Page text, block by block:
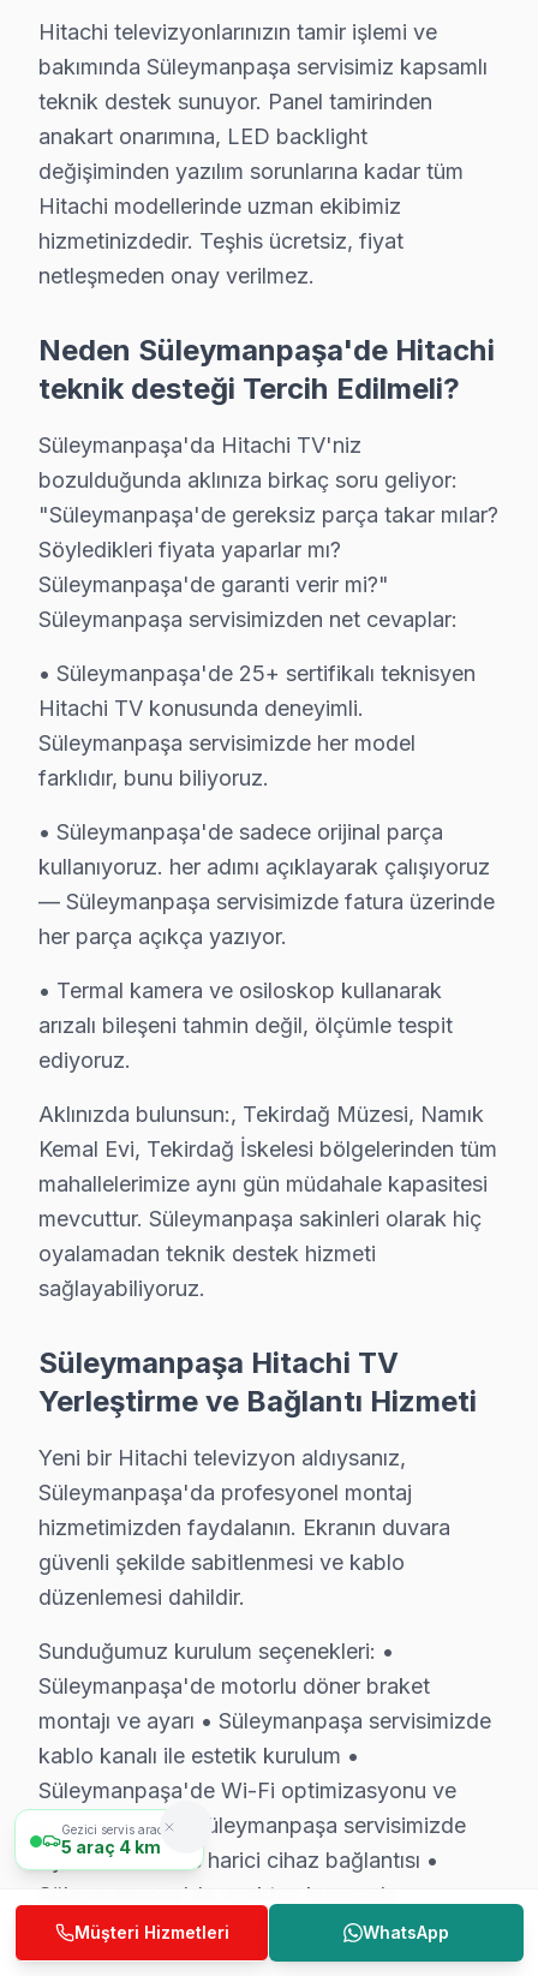
• Süleymanpaşa'de müşteri memnuniyeti odaklı
• Temiz ve düzenli çalışma prensibi
Süleymanpaşa'da bu marka televizyonunuzun
Süleymanpaşa Genelinde Hitachi TV Tamir
Süleymanpaşa ve yakın bölgelerde Hitachi akıllı TV
Kapsama alanımız:
• Süleymanpaşa tüm semtler ve mahalleler
• Apartman, rezidans ve iş yeri servisi
Süleymanpaşa çevresinde Hitachi servisi için hemen
Hitachi TV'nizin Ömrünü Uzatmanın Yolları
Hitachi görüntüleme sistemi ürünlerinizden uzun
TV uzun ömür için ipuçları:
• Süleymanpaşa'de ekranı yumuşak mikrofiber bezle
• Direkt güneş ışığı ve ısı kaynaklarından
• Süleymanpaşa'de havalandırma deliklerini
• Enerji tasarrufu için kullanmadığınızda
• Süleymanpaşa'de fırtına öncesi şebeke aşırı
• Süleymanpaşa'de yılda 1-2 kez profesyonel bakım
Hitachi TV'lerde Sık Görülen Arızalar
Süleymanpaşa'de Hitachi UHD teknolojisini
▸ Panel sorunu: Süleymanpaşa servisimizde Smart
▸ T-Con kart: BGA yeniden lehimleme veya bileşen
▸ Ses sistemi: Süleymanpaşa'de daha az bilinen
Süleymanpaşa'de hangi belirtiyle gelirseniz gelin —
Süleymanpaşa Hitachi TV Arızaları –
Hitachi akıllı TV'nizde yaşadığınız arıza, cihazın
Hitachi LED TV'lerde en çok müdahale ettiğimiz arıza
• Panel ve Ekran: OLED yanması, LCD şeriti, piksel
• Arka Aydınlatma: LED bar değişimi, inverter tamiri,
• Yazılım ve Firmware: Fabrika ayarı, eMMC
• Bağlantı: HDMI/USB port arızası, Bluetooth ve Wi-
• Kapasitör ve SMD: Şişmiş kapasitör değişimi, smd
Süleymanpaşa'de bu marka görüntüleme sistemi
Süleymanpaşa'de Hitachi Servis Hizmetleri
Süleymanpaşa bölgesinde Hitachi televizyon
Hitachi VA Panel ve IPS Panel Tamiri: Hitachi'ın
Anakart ve Güç Kartı Onarımı: BGA reballing ve
Hitachi Yazılım ve Sistem Desteği: UHD, Smart TV
» Süleymanpaşa'e ve çevre mahallelere yerinde
Şeffaf Fiyatlandırma ve Müşteri Memnuniyeti
Servis sürecinin başından sonuna kadar şeffaf fiyat
Ücretsiz Arıza Tespiti: Süleymanpaşa'de arıza
Hitachi televizyonlarınızın tamir işlemi ve
bakımında Süleymanpaşa servisimiz kapsamlı
teknik destek sunuyor. Panel tamirinden
anakart onarımına, LED backlight
değişiminden yazılım sorunlarına kadar tüm
Hitachi modellerinde uzman ekibimiz
hizmetinizdedir. Teşhis ücretsiz, fiyat
netleşmeden onay verilmez.
Neden Süleymanpaşa'de Hitachi
teknik desteği Tercih Edilmeli?
Süleymanpaşa'da Hitachi TV'niz
bozulduğunda aklınıza birkaç soru geliyor:
"Süleymanpaşa'de gereksiz parça takar mılar?
Söyledikleri fiyata yaparlar mı?
Süleymanpaşa'de garanti verir mi?"
Süleymanpaşa servisimizden net cevaplar:
• Süleymanpaşa'de 25+ sertifikalı teknisyen
Hitachi TV konusunda deneyimli.
Süleymanpaşa servisimizde her model
farklıdır, bunu biliyoruz.
• Süleymanpaşa'de sadece orijinal parça
kullanıyoruz. her adımı açıklayarak çalışıyoruz
— Süleymanpaşa servisimizde fatura üzerinde
her parça açıkça yazıyor.
• Termal kamera ve osiloskop kullanarak
arızalı bileşeni tahmin değil, ölçümle tespit
ediyoruz.
Aklınızda bulunsun:, Tekirdağ Müzesi, Namık
Kemal Evi, Tekirdağ İskelesi bölgelerinden tüm
mahallelerimize aynı gün müdahale kapasitesi
mevcuttur. Süleymanpaşa sakinleri olarak hiç
oyalamadan teknik destek hizmeti
sağlayabiliyoruz.
Süleymanpaşa Hitachi TV
Yerleştirme ve Bağlantı Hizmeti
Yeni bir Hitachi televizyon aldıysanız,
Süleymanpaşa'da profesyonel montaj
hizmetimizden faydalanın. Ekranın duvara
güvenli şekilde sabitlenmesi ve kablo
düzenlemesi dahildir.
Sunduğumuz kurulum seçenekleri: •
Süleymanpaşa'de motorlu döner braket
montajı ve ayarı • Süleymanpaşa servisimizde
kablo kanalı ile estetik kurulum •
Süleymanpaşa'de Wi-Fi optimizasyonu ve
yayın ayarları • Süleymanpaşa servisimizde
oyun konsolu ve harici cihaz bağlantısı •
Süleymanpaşa'de uzaktan kumanda
programlama
Gezici servis aracımız
5 araç 4 km
Müşteri Hizmetleri WhatsApp